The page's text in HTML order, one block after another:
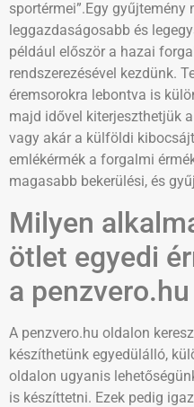
sportérmei”.Egy
leggazdaságosabb és
például először a hazai
rendszerezésével kezdünk.
éremsorokra lebontva is
majd idővel kiterjeszthetjük
vagy akár a külföldi
emlékérmék a forgalmi
magasabb bekerülési, és
Milyen
ötlet egyedi
a
A penzvero.hu oldalon
készíthetünk egyedülálló,
oldalon ugyanis
is készíttetni. Ezek pedig